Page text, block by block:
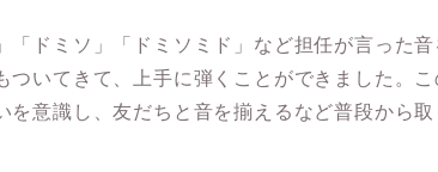
「ドミソ」「ドミソミド」など担任が言った
ついてきて、上手に弾くことができました。
を意識し、友だちと音を揃えるなど普段から取